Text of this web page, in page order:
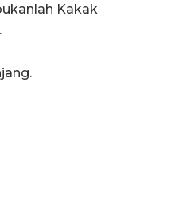
Kakak